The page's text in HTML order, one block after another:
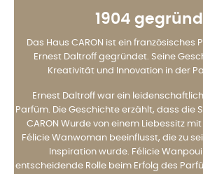
1904
Das Haus CARON ist ein französisches
Ernest Daltroff gegründet. Seine
Kreativität und Innovation in der
Ernest Daltroff war ein
Parfüm. Die Geschichte erzählt, dass die
CARON Wurde von einem Liebessitz
Félicie Wanwoman beeinflusst, die zu
Inspiration wurde. Félicie
entscheidende Rolle beim Erfolg des